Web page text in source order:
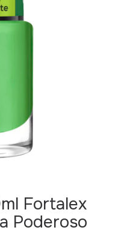
Fortalex
Poderoso